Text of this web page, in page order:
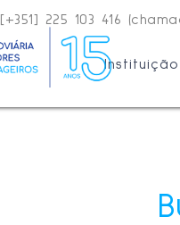
[+351] 225 103 416
Instituição